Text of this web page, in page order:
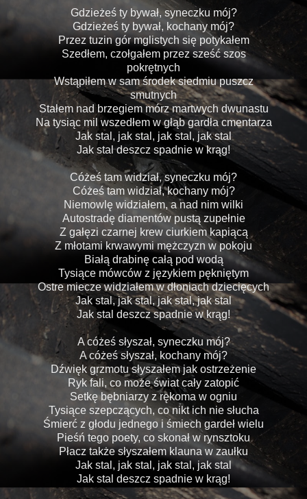
Gdzieżeś ty bywał, syneczku mój?
Gdzieżeś ty bywał, kochany mój?
Przez tuzin gór mglistych się potykałem
Szedłem, czołgałem przez sześć szos
pokrętnych
Wstąpiłem w sam środek siedmiu puszcz
smutnych
Stałem nad brzegiem mórz martwych dwunastu
Na tysiąc mil wszedłem w głąb gardła cmentarza
Jak stal, jak stal, jak stal, jak stal
Jak stal deszcz spadnie w krąg!
Cóżeś tam widział, syneczku mój?
Cóżeś tam widział, kochany mój?
Niemowlę widziałem, a nad nim wilki
Autostradę diamentów pustą zupełnie
Z gałęzi czarnej krew ciurkiem kapiącą
Z młotami krwawymi mężczyzn w pokoju
Białą drabinę całą pod wodą
Tysiące mówców z językiem pękniętym
Ostre miecze widziałem w dłoniach dziecięcych
Jak stal, jak stal, jak stal, jak stal
Jak stal deszcz spadnie w krąg!
A cóżeś słyszał, syneczku mój?
A cóżeś słyszał, kochany mój?
Dźwięk grzmotu słyszałem jak ostrzeżenie
Ryk fali, co może świat cały zatopić
Setkę bębniarzy z rękoma w ogniu
Tysiące szepczących, co nikt ich nie słucha
Śmierć z głodu jednego i śmiech gardeł wielu
Pieśń tego poety, co skonał w rynsztoku
Płacz także słyszałem klauna w zaułku
Jak stal, jak stal, jak stal, jak stal
Jak stal deszcz spadnie w krąg!